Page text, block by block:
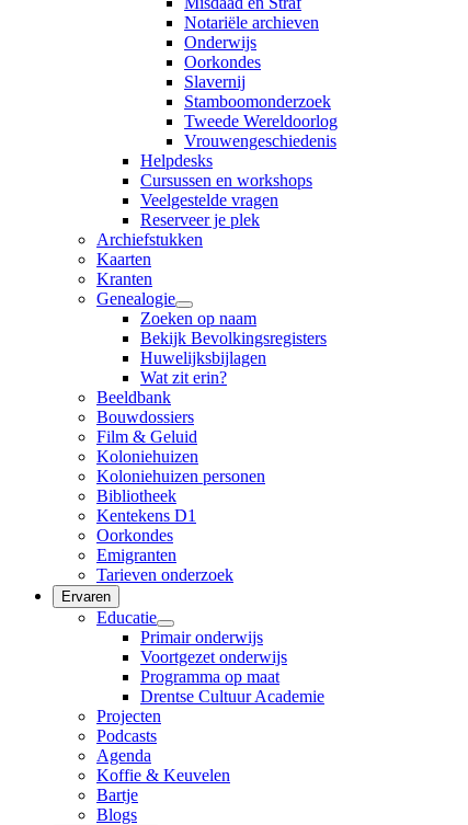
Notariële archieven
Onderwijs
Oorkondes
Slavernij
Stamboomonderzoek
Tweede Wereldoorlog
Vrouwengeschiedenis
Helpdesks
Cursussen en workshops
Veelgestelde vragen
Reserveer je plek
Archiefstukken
Kaarten
Kranten
Genealogie
Zoeken op naam
Bekijk Bevolkingsregisters
Huwelijksbijlagen
Wat zit erin?
Beeldbank
Bouwdossiers
Film & Geluid
Koloniehuizen
Koloniehuizen personen
Bibliotheek
Kentekens D1
Oorkondes
Emigranten
Tarieven onderzoek
Ervaren
Educatie
Primair onderwijs
Voortgezet onderwijs
Programma op maat
Drentse Cultuur Academie
Projecten
Podcasts
Agenda
Koffie & Keuvelen
Bartje
Blogs